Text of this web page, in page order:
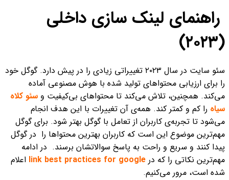
راهنمای لینک‌ سازی داخلی
(۲۰۲۳)
سئو سایت در سال ۲۰۲۳ تغییراتی زیادی را در پیش دارد. گوگل خود
را برای ارزیابی محتواهای تولید شده با هوش مصنوعی آماده
می‌کند. همچنین، تلاش می‌کند تا محتواهای بی‌کیفیت و سئو کلاه
سیاه را کم و کمتر کند. همه‌ی آن تغییرات با این هدف انجام
می‌شود تا تجربه‌ی کاربران از تعامل با گوگل بهتر شود. برای گوگل
مهم‌ترین موضوع این است که کاربران بهترین محتواها را در گوگل
پیدا کنند و سریع و راحت به پاسخ سوالاتشان برسند. در ادامه
مهم‌ترین نکاتی را که در link best practices for google اعلام
شده است، مرور می‌کنیم.